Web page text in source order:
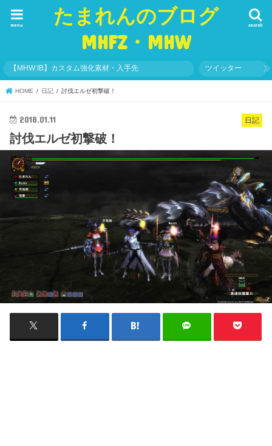
たまれんのブログ
MHFZ・MHW
search
menu
【MHW:IB】カスタム強化素材・入手先 ツイッター
HOME 日記 討伐エルゼ初撃破！
日記
2018.01.11
討伐エルゼ初撃破！